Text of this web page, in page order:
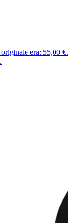
era: 55,00 €.